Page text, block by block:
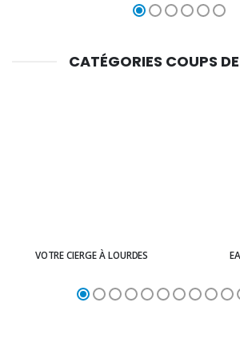
CATÉGORIES COUPS
VOTRE CIERGE À LOURDES